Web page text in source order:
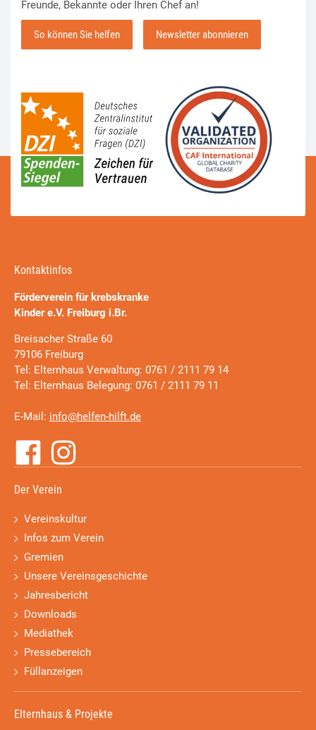
Freunde, Bekannte oder Ihren Chef an!
So können Sie helfen Newsletter abonnieren
Kontaktinfos
Förderverein für krebskranke
Kinder e.V. Freiburg i.Br.
Breisacher Straße 60
79106 Freiburg
Tel: Elternhaus Verwaltung: 0761 / 2111 79 14
Tel: Elternhaus Belegung: 0761 / 2111 79 11
E-Mail: info@helfen-hilft.de
Der Verein
Vereinskultur
Infos zum Verein
Gremien
Unsere Vereinsgeschichte
Jahresbericht
Downloads
Mediathek
Pressebereich
Füllanzeigen
Elternhaus & Projekte